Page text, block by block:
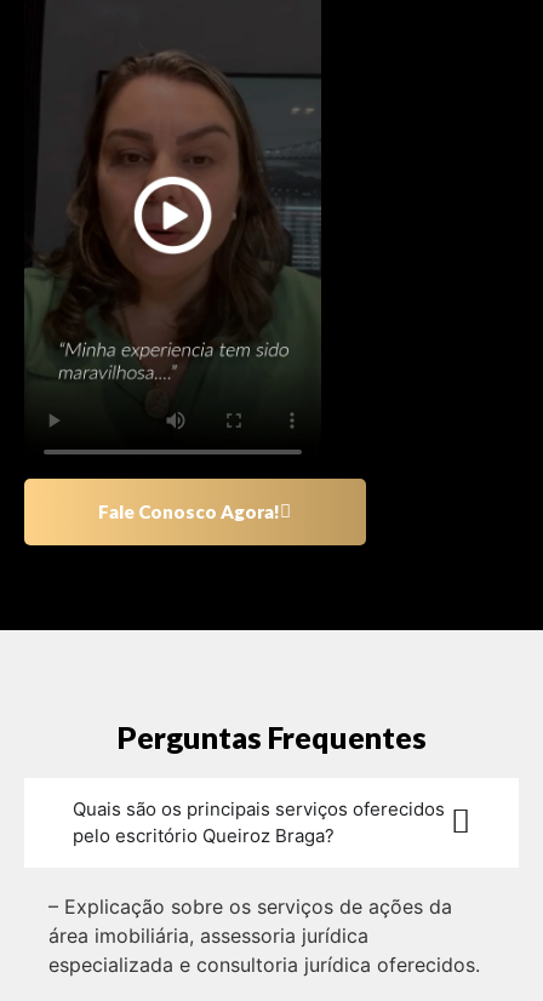
Fale Conosco Agora!
Perguntas Frequentes
Quais são os principais serviços oferecidos
pelo escritório Queiroz Braga?
– Explicação sobre os serviços de ações da
área imobiliária, assessoria jurídica
especializada e consultoria jurídica oferecidos.